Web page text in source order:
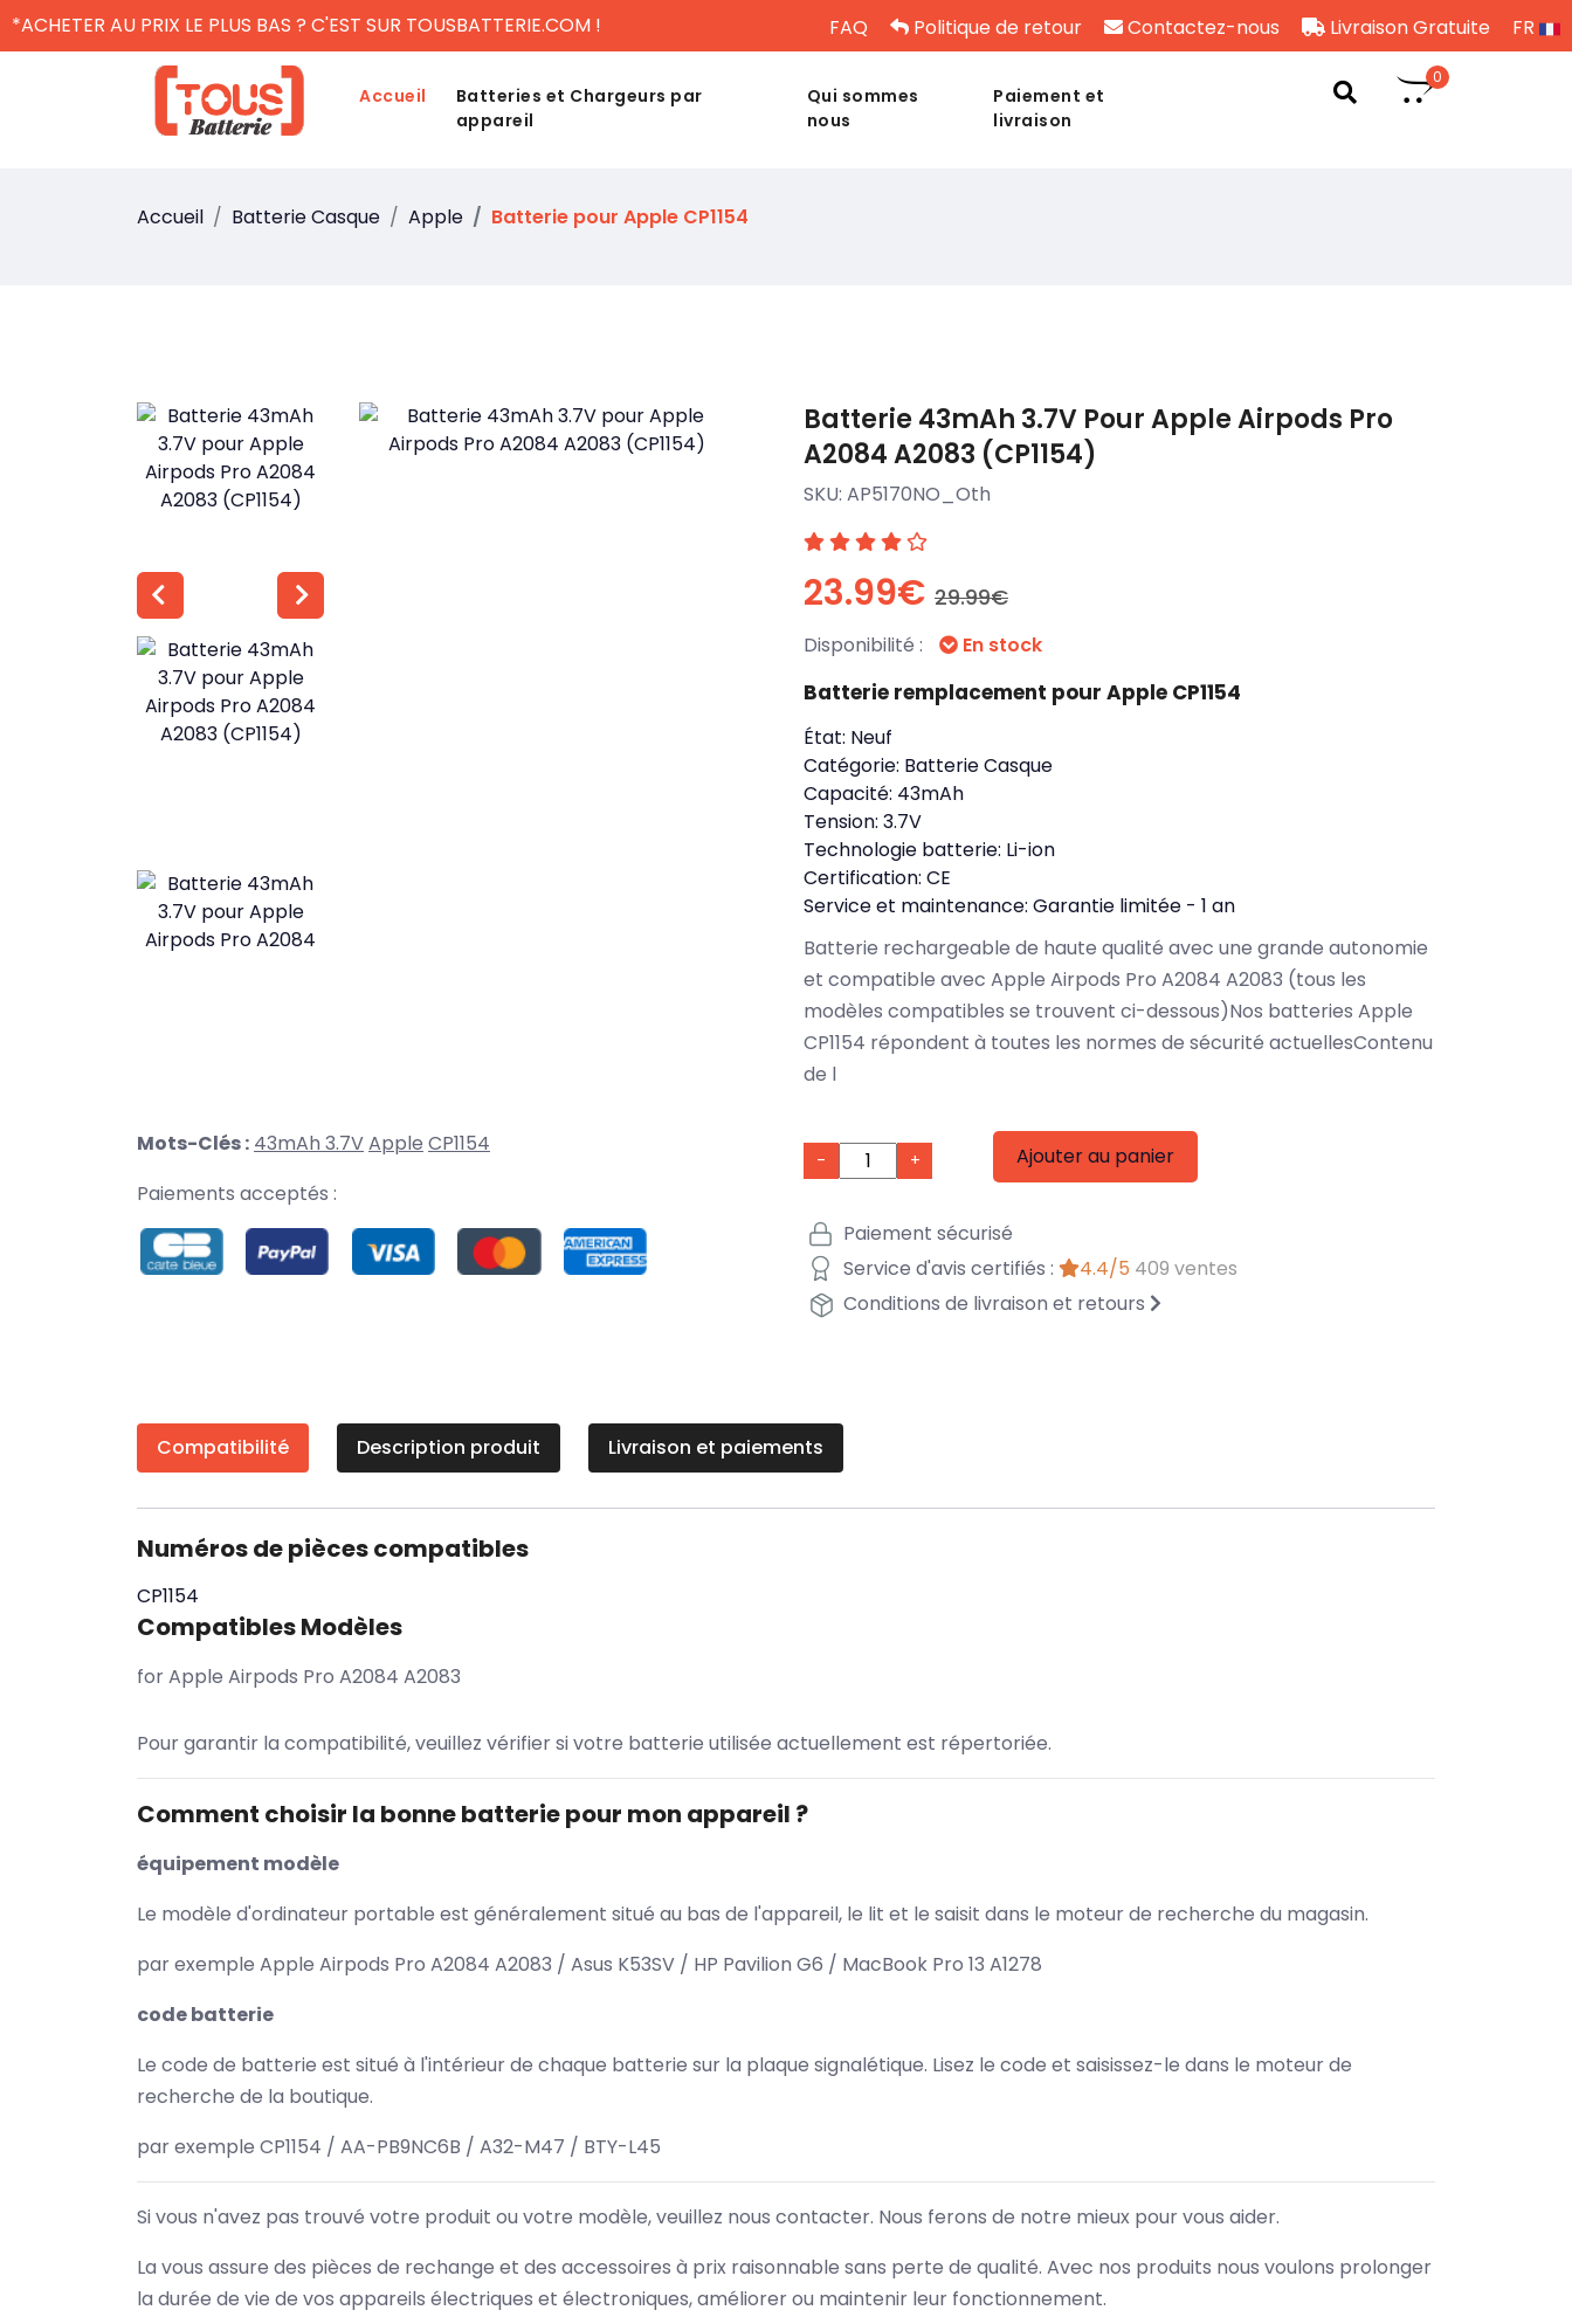
*ACHETER AU PRIX LE PLUS BAS ? C'EST SUR TOUSBATTERIE.COM ! FAQ Politique de retour Contactez-nous Livraison Gratuite FR
Accueil
Batteries et Chargeurs par
appareil
Qui sommes
nous
Paiement et
livraison
0
Accueil Batterie Casque Apple Batterie pour Apple CP1154
Mots-Clés : 43mAh 3.7VApple CP1154
Paiements acceptés :
Batterie 43mAh 3.7V Pour Apple Airpods Pro
A2084 A2083 (CP1154)
SKU: AP5170NO_Oth
23.99€ 29.99€
Disponibilité : En stock
Batterie remplacement pour Apple CP1154
État: Neuf
Catégorie: Batterie Casque
Capacité: 43mAh
Tension: 3.7V
Technologie batterie: Li-ion
Certification: CE
Service et maintenance: Garantie limitée - 1 an
Batterie rechargeable de haute qualité avec une grande autonomie
et compatible avec Apple Airpods Pro A2084 A2083 (tous les
modèles compatibles se trouvent ci-dessous)Nos batteries Apple
CP1154 répondent à toutes les normes de sécurité actuellesContenu
de l
- + Ajouter au panier
Paiement sécurisé
Service d'avis certifiés :
4.4/5 409 ventes
Conditions de livraison et retours
Compatibilité Description produit Livraison et paiements
Numéros de pièces compatibles
CP1154
Compatibles Modèles
for Apple Airpods Pro A2084 A2083
Pour garantir la compatibilité, veuillez vérifier si votre batterie utilisée actuellement est répertoriée.
Comment choisir la bonne batterie pour mon appareil ?
équipement modèle
Le modèle d'ordinateur portable est généralement situé au bas de l'appareil, le lit et le saisit dans le moteur de recherche du magasin.
par exemple Apple Airpods Pro A2084 A2083 / Asus K53SV / HP Pavilion G6 / MacBook Pro 13 A1278
code batterie
Le code de batterie est situé à l'intérieur de chaque batterie sur la plaque signalétique. Lisez le code et saisissez-le dans le moteur de
recherche de la boutique.
par exemple CP1154 / AA-PB9NC6B / A32-M47 / BTY-L45
Si vous n'avez pas trouvé votre produit ou votre modèle, veuillez nous contacter. Nous ferons de notre mieux pour vous aider.
La vous assure des pièces de rechange et des accessoires à prix raisonnable sans perte de qualité. Avec nos produits nous voulons prolonger
la durée de vie de vos appareils électriques et électroniques, améliorer ou maintenir leur fonctionnement.